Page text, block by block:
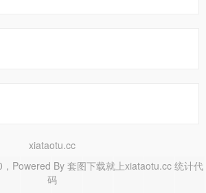
xiataotu.cc
Powered By 套图下载就上xiataotu.cc 统计代
码